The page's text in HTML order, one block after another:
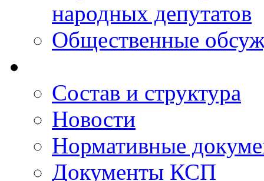
народных депутатов
Общественные
Состав и структура
Новости
Нормативные
Документы КСП